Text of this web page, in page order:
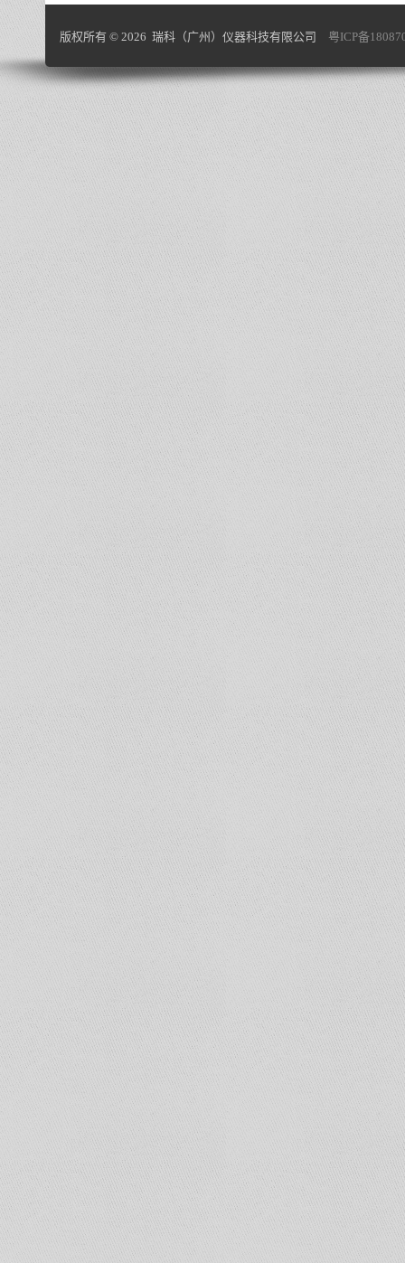
版权所有 © 2026 瑞科（广州）仪器科技有限公司 粤ICP备